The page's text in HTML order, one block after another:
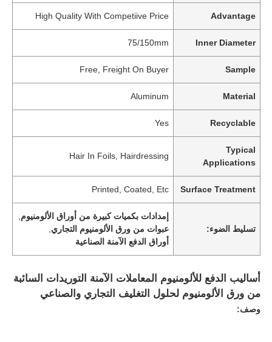
Advantage
High Quality With Competiive Price
Inner Diameter
75/150mm
Sample
Free, Freight On Buyer
Material
Aluminum
Recyclable
Yes
Typical
Applications
Hair In Foils, Hairdressing
Surface Treatment
Printed, Coated, Etc
تسليط الضوء:
إمدادات بكميات كبيرة من أوراق الألومنيوم
عبوات من ورق الألومنيوم التجاري
أوراق الدفع الآمنة الصناعية
أساليب الدفع للألومنيوم المعاملات الآمنة التوريدات السائبة
من ورق الألومنيوم لحلول التغليف التجاري والصناعي
وصف: